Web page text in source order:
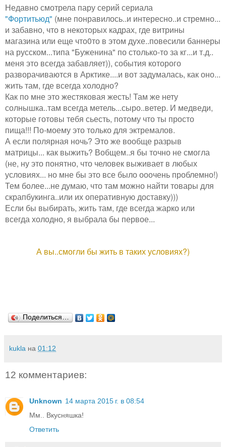
Недавно смотрела пару серий сериала
"Фортитьюд" (мне понравилось..и интересно..и стремно...
и забавно, что в некоторых кадрах, где витрины
магазина или еще что0то в этом духе..повесили баннеры
на русском...типа "Буженина" по столько-то за кг...и т.д..
меня это всегда забавляет)), события которого
разворачиваются в Арктике....и вот задумалась, как оно...
жить там, где всегда холодно?
Как по мне это жестяковая жесть! Там же нету
солнышка..там всегда метель...сыро..ветер. И медведи,
которые готовы тебя сьесть, потому что ты просто
пища!!! По-моему это только для эктремалов.
А если полярная ночь? Это же вообще разрыв
матрицы... как выжить? Вобщем..я бы точно не смогла
(не, ну это понятно, что человек выживает в любых
условиях... но мне бы это все было ооочень проблемно!)
Тем более...не думаю, что там можно найти товары для
скрапбукинга..или их оперативную доставку)))
Если бы выбирать, жить там, где всегда жарко или
всегда холодно, я выбрала бы первое...
А вы..смогли бы жить в таких условиях?)
Поделиться…
kukla на 01:12
12 комментариев:
Unknown 14 марта 2015 г. в 08:54
Мм.. Вкусняшка!
Ответить